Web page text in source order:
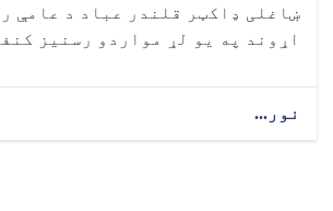
ښاغلی ډاکټر قلندر عباد د عامې
اړوند په يو لړ مواردو رسنيز
نور...